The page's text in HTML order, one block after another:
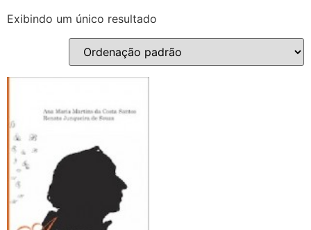
Exibindo um único resultado